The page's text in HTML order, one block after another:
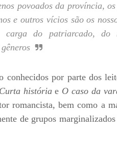
povoados da província,
e outros vícios são os
do patriarcado, do
conhecidos por parte dos
Curta históriae O caso da
romancista, bem como a
de grupos